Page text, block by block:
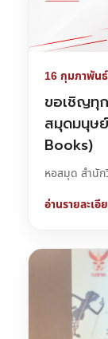
16 กุมภาพัน
ขอเชิญทุ
สมุดมนุษ
Books)
หอสมุด สำนัก
อ่านรายละเ